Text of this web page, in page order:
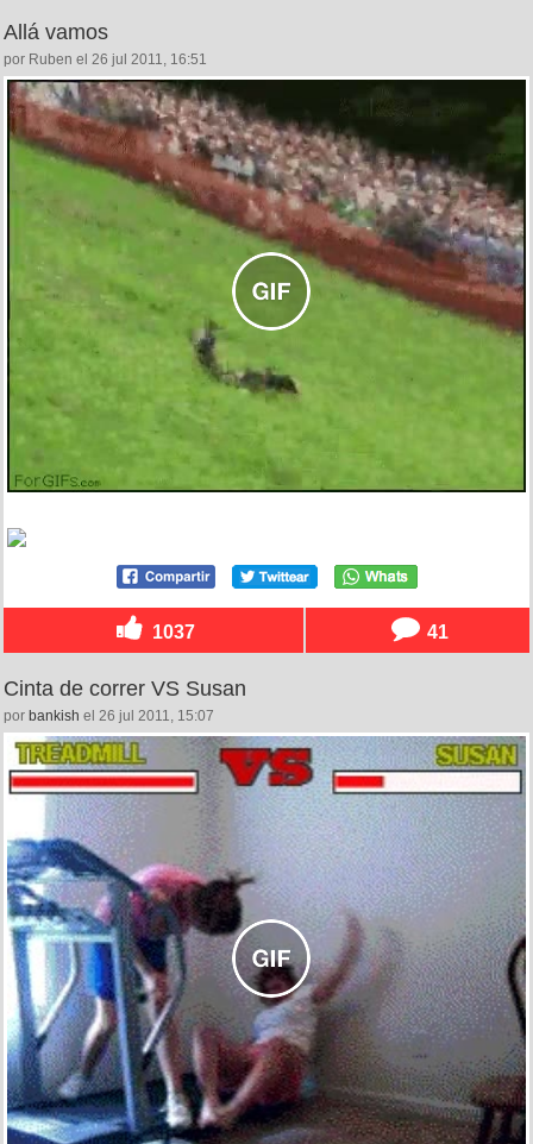
Allá vamos
por Ruben el 26 jul 2011, 16:51
1037 41
Cinta de correr VS Susan
por bankish el 26 jul 2011, 15:07